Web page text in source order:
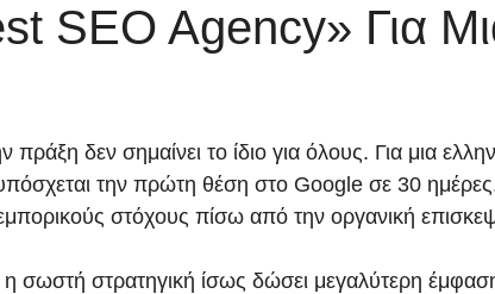
SEO Agency» Για
δεν σημαίνει το ίδιο για όλους. Για μια
την πρώτη θέση στο Google σε 30
στόχους πίσω από την οργανική
η σωστή στρατηγική ίσως δώσει μεγαλύτερη